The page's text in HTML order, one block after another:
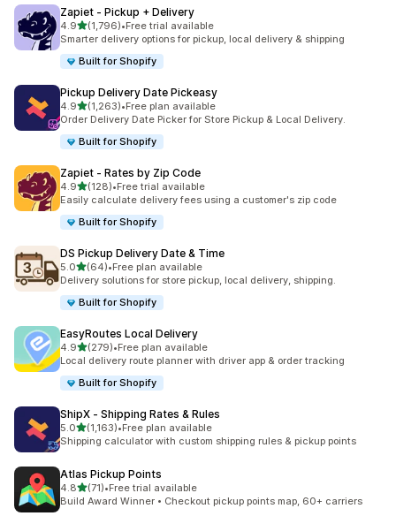
Zapiet ‑ Pickup + Delivery
4.9별 5개 중
(1,796)
총 리뷰 1796개
•Free trial available
Smarter delivery options for pickup, local delivery & shipping
Built for Shopify
Pickup Delivery Date Pickeasy
4.9별 5개 중
(1,263)
총 리뷰 1263개
•Free plan available
Order Delivery Date Picker for Store Pickup & Local Delivery.
Built for Shopify
Zapiet ‑ Rates by Zip Code
4.9별 5개 중
(128)
총 리뷰 128개
•Free trial available
Easily calculate delivery fees using a customer's zip code
Built for Shopify
DS Pickup Delivery Date & Time
5.0별 5개 중
(64)
총 리뷰 64개
•Free plan available
Delivery solutions for store pickup, local delivery, shipping.
Built for Shopify
EasyRoutes Local Delivery
4.9별 5개 중
(279)
총 리뷰 279개
•Free plan available
Local delivery route planner with driver app & order tracking
Built for Shopify
ShipX ‑ Shipping Rates & Rules
5.0별 5개 중
(1,163)
총 리뷰 1163개
•Free plan available
Shipping calculator with custom shipping rules & pickup points
Atlas Pickup Points
4.8별 5개 중
(71)
총 리뷰 71개
•Free trial available
Build Award Winner • Checkout pickup points map, 60+ carriers